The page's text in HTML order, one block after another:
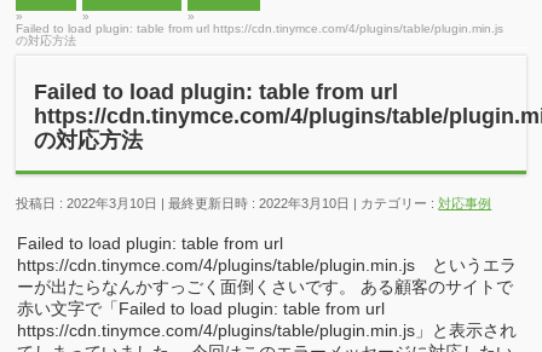
»
»
»
Failed to load plugin: table from url https://cdn.tinymce.com/4/plugins/table/plugin.min.js
の対応方法
Failed to load plugin: table from url
https://cdn.tinymce.com/4/plugins/table/
の対応方法
投稿日 : 2022年3月10日 最終更新日時 : 2022年3月10日 カテゴリー :対応事例
Failed to load plugin: table from url
https://cdn.tinymce.com/4/plugins/table/plugin.min.js というエラ
ーが出たらなんかすっごく面倒くさいです。 ある顧客のサイトで
赤い文字で「Failed to load plugin: table from url
https://cdn.tinymce.com/4/plugins/table/plugin.min.js」と表示され